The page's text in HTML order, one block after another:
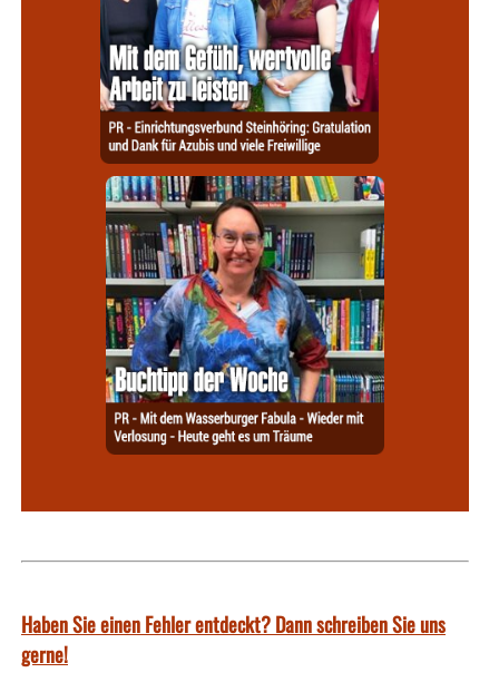
Haben Sie einen Fehler entdeckt? Dann schreiben Sie uns
gerne!